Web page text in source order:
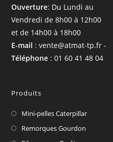
Ouverture: Du Lundi au
Vendredi de 8h00 à 12h00
et de 14h00 à 18h00
E-mail : vente@atmat-tp.fr -
Téléphone : 01 60 41 48 04
Produits
Mini-pelles Caterpillar
Remorques Gourdon